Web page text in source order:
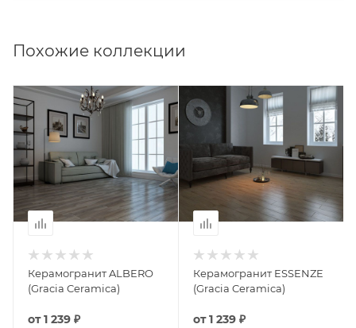
Похожие коллекции
Керамогранит ALBERO
(Gracia Ceramica)
от1 239 ₽
Керамогранит ESSENZE
(Gracia Ceramica)
от1 239 ₽